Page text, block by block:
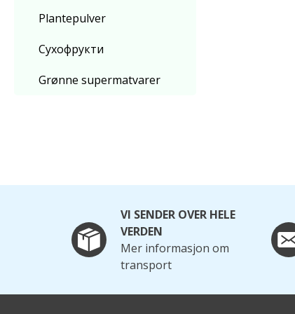
Plantepulver
Сухофрукти
Grønne supermatvarer
VI SENDER OVER HELE
VERDEN
Mer informasjon om
transport